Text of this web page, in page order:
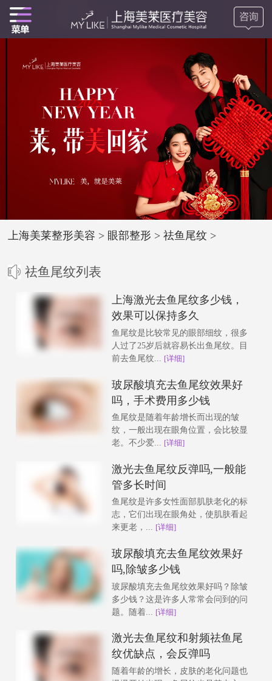
上海美莱整形美容 > 眼部整形 >祛鱼尾纹 >
祛鱼尾纹列表
上海激光去鱼尾纹多少钱，
效果可以保持多久
鱼尾纹是比较常见的眼部细纹，很多
人过了25岁后就容易长出鱼尾纹。目
前去鱼尾纹... [详细]
玻尿酸填充去鱼尾纹效果好
吗，手术费用多少钱
鱼尾纹是随着年龄增长而出现的皱
纹，一般出现在眼角位置，会比较显
老。不少爱... [详细]
激光去鱼尾纹反弹吗,一般能
管多长时间
鱼尾纹是许多女性面部肌肤老化的标
志，它们出现在眼角处，使肌肤看起
来更老，... [详细]
玻尿酸填充去鱼尾纹效果好
吗,除皱多少钱
玻尿酸填充去鱼尾纹效果好吗？除皱
多少钱？这是许多人常常会问到的问
题。随着... [详细]
激光去鱼尾纹和射频祛鱼尾
纹优缺点，会反弹吗
随着年龄的增长，皮肤的老化问题也